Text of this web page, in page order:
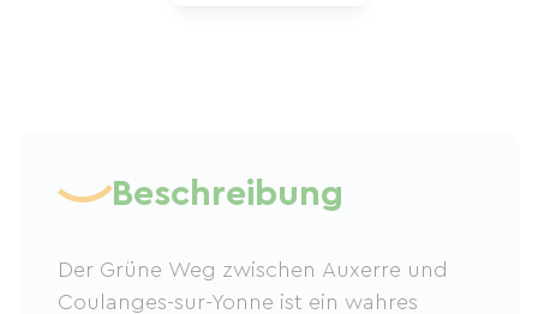
Beschreibung
Der Grüne Weg zwischen Auxerre und
Coulanges-sur-Yonne ist ein wahres